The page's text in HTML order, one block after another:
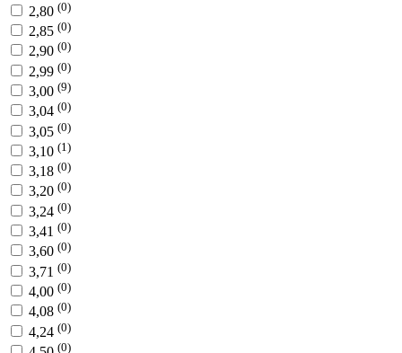
2,80 (0)
2,85 (0)
2,90 (0)
2,99 (0)
3,00 (9)
3,04 (0)
3,05 (0)
3,10 (1)
3,18 (0)
3,20 (0)
3,24 (0)
3,41 (0)
3,60 (0)
3,71 (0)
4,00 (0)
4,08 (0)
4,24 (0)
(0)